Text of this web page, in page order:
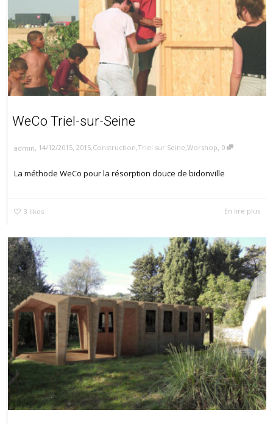
WeCo Triel-sur-Seine
admin, 14/12/2015, 2015,Construction,Triel sur Seine,Worshop, 0
La méthode WeCo pour la résorption douce de bidonville
3 likes En lire plus